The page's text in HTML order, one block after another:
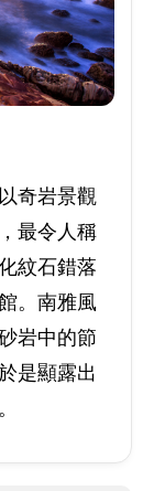
奇岩景觀
最令人稱
紋石錯落
。南雅風
岩中的節
是顯露出